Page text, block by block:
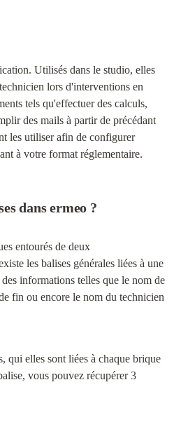
Utilisés dans le studio, elles
lors d'interventions en
tels qu'effectuer des calculs,
des mails à partir de précédant
les utiliser afin de configurer
à votre format réglementaire.
dans ermeo ?
entourés de deux
les balises générales liées à une
informations telles que le nom de
fin ou encore le nom du technicien
qui elles sont liées à chaque brique
vous pouvez récupérer 3